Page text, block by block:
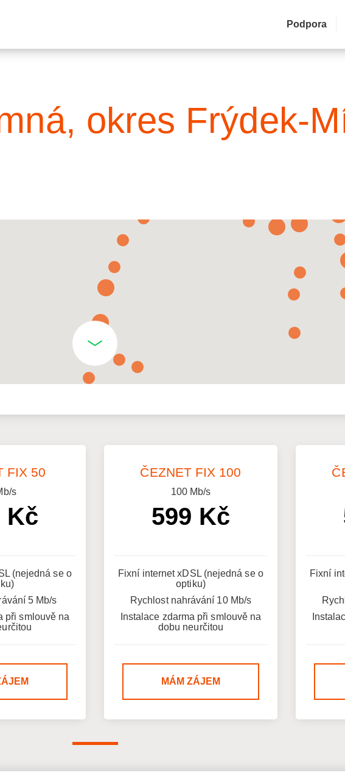
Podpora
okres Frýdek-
FIX 50
s
Kč
(nejedná se o
5 Mb/s
při smlouvě na
ČEZNET FIX 100
100Mb/s
599 Kč
Fixní internet xDSL (nejedná se o
optiku)
Rychlost nahrávání 10 Mb/s
Instalace zdarma při smlouvě na
dobu neurčitou
MÁM ZÁJEM
Fixní